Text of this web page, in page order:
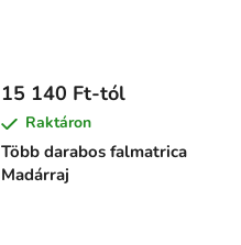
Több darabos falmatrica
Madárraj
15 140 Ft-tól
Raktáron